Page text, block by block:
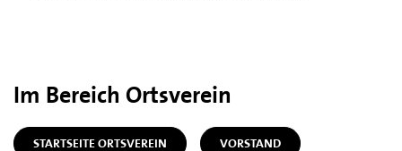
Im Bereich Ortsverein
STARTSEITE ORTSVEREIN VORSTAND